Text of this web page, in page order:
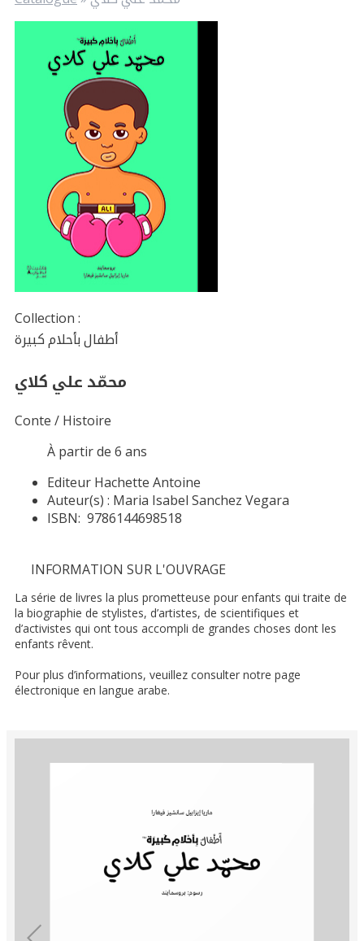
Collection :
أطفال بأحلام كبيرة
محمّد علي كلاي
Conte / Histoire
À partir de 6 ans
Editeur Hachette Antoine
Auteur(s) : Maria Isabel Sanchez Vegara
ISBN: 9786144698518
INFORMATION SUR L'OUVRAGE
La série de livres la plus prometteuse pour enfants qui traite de
la biographie de stylistes, d’artistes, de scientifiques et
d’activistes qui ont tous accompli de grandes choses dont les
enfants rêvent.
Pour plus d’informations, veuillez consulter notre page
électronique en langue arabe.